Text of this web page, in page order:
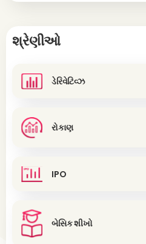
શ્રેણીઓ
ડેરિવેટિવ્ઝ
રોકાણ
IPO
બેસિક શીખો